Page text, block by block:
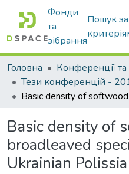
Фонди
та
зібрання
Пошук за
Головна
Тези конференцій -
Basic density of
broadleaved
Ukrainian Polissia